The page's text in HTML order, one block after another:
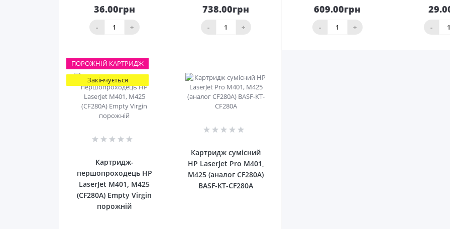
36.00грн
- +
кошика
738.00грн
- +
До
кошика
609.00грн
- +
До
кошика
-
ПОРОЖНIЙ КАРТРИДЖ
Закінчується
Картридж-
першопроходець HP
LaserJet M401, M425
(CF280A) Empty Virgin
порожній
Картридж сумісний
HP LaserJet Pro M401,
M425 (аналог CF280A)
BASF-KT-CF280A